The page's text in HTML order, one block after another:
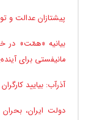
پیشتازان عدالت و
بیانیه «همّت» در
مانیفستی برای
آذرآب: بیایید کارگران